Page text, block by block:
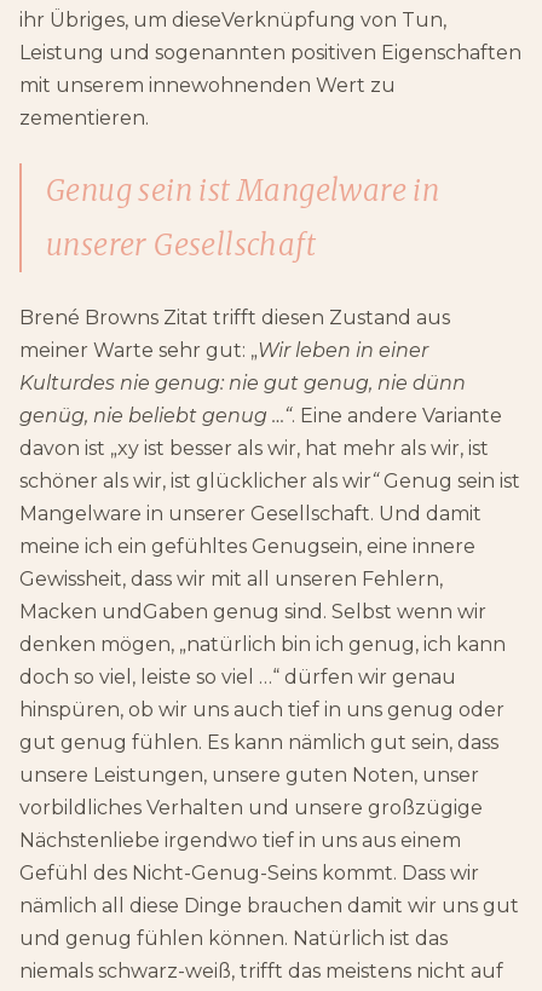
ihr Übriges, um dieseVerknüpfung von Tun,
Leistung und sogenannten positiven Eigenschaften
mit unserem innewohnenden Wert zu
zementieren.
Genug sein ist Mangelware in
unserer Gesellschaft
Brené Browns Zitat trifft diesen Zustand aus
meiner Warte sehr gut: „Wir leben in einer
Kulturdes nie genug: nie gut genug, nie dünn
genüg, nie beliebt genug …“. Eine andere Variante
davon ist „xy ist besser als wir, hat mehr als wir, ist
schöner als wir, ist glücklicher als wir“Genug sein ist
Mangelware in unserer Gesellschaft. Und damit
meine ich ein gefühltes Genugsein, eine innere
Gewissheit, dass wir mit all unseren Fehlern,
Macken undGaben genug sind. Selbst wenn wir
denken mögen, „natürlich bin ich genug, ich kann
doch so viel, leiste so viel …“ dürfen wir genau
hinspüren, ob wir uns auch tief in uns genug oder
gut genug fühlen. Es kann nämlich gut sein, dass
unsere Leistungen, unsere guten Noten, unser
vorbildliches Verhalten und unsere großzügige
Nächstenliebe irgendwo tief in uns aus einem
Gefühl des Nicht-Genug-Seins kommt. Dass wir
nämlich all diese Dinge brauchen damit wir uns gut
und genug fühlen können. Natürlich ist das
niemals schwarz-weiß, trifft das meistens nicht auf